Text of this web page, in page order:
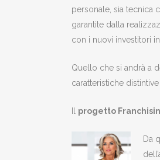
personale, sia tecnica
garantite dalla
con i nuovi investitori
Quello che si andrà a
caratteristiche
Il progetto
Da